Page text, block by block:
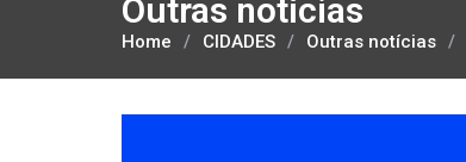
Outras notícias
Home / CIDADES / Outras notícias /